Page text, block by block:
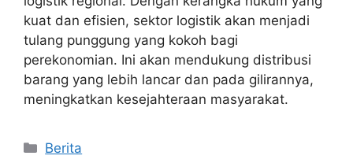
kuat dan efisien, sektor logistik akan menjadi
tulang punggung yang kokoh bagi
perekonomian. Ini akan mendukung distribusi
barang yang lebih lancar dan pada gilirannya,
meningkatkan kesejahteraan masyarakat.
Kategori
Berita